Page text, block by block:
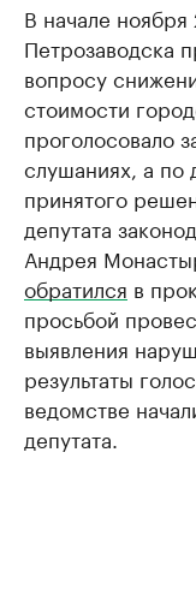
В начале
Петрозаводска
вопросу
стоимости
проголосовало
слушаниях, а по
принятого
депутата
Андрея
обратился в
просьбой
выявления
результаты
ведомстве
депутата.